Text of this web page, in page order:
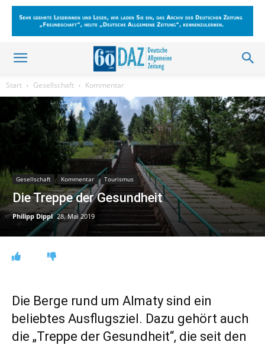
Start Gesellschaft Kommentar
Gesellschaft Kommentar Tourismus
Die Treppe der Gesundheit
Philipp Dippl 28. Mai 2019
Die Berge rund um Almaty sind ein
beliebtes Ausflugsziel. Dazu gehört auch
die „Treppe der Gesundheit“, die seit den